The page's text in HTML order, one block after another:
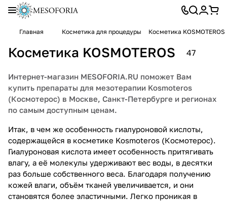
Главная Косметика для процедуры Косметика KOSMOTEROS
Косметика KOSMOTEROS 47
Интернет-магазин MESOFORIA.RU поможет Вам
купить препараты для мезотерапии Kosmoteros
(Космотерос) в Москве, Санкт-Петербурге и регионах
по самым доступным ценам.
Итак, в чем же особенность гиалуроновой кислоты,
содержащейся в косметике Kosmoteros (Космотерос).
Гиалуроновая кислота имеет особенность притягивать
влагу, а её молекулы удерживают вес воды, в десятки
раз больше собственного веса. Благодаря получению
кожей влаги, объём тканей увеличивается, и они
становятся более эластичными. Легко проникая в